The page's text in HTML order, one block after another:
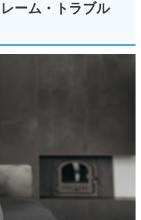
ーム・トラブル